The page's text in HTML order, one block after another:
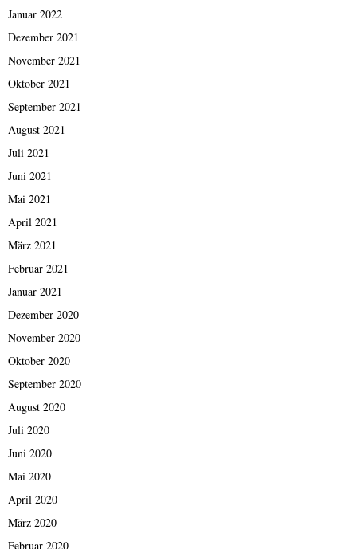
Januar 2022
Dezember 2021
November 2021
Oktober 2021
September 2021
August 2021
Juli 2021
Juni 2021
Mai 2021
April 2021
März 2021
Februar 2021
Januar 2021
Dezember 2020
November 2020
Oktober 2020
September 2020
August 2020
Juli 2020
Juni 2020
Mai 2020
April 2020
März 2020
Februar 2020